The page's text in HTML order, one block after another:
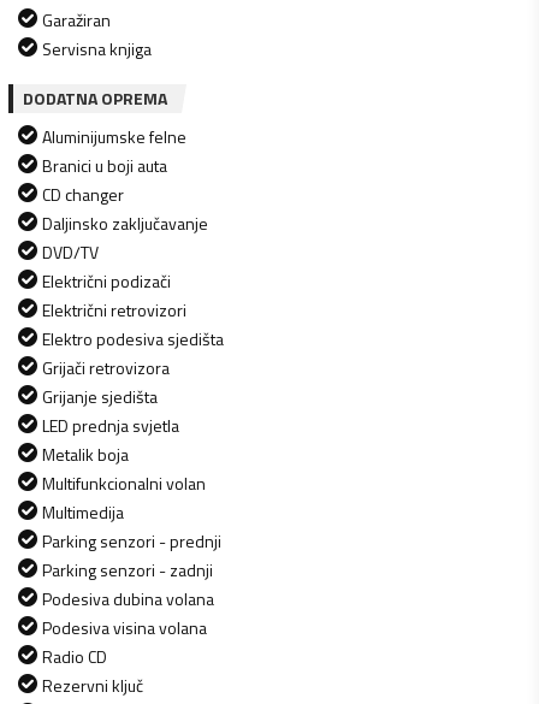
Garažiran
Servisna knjiga
DODATNA OPREMA
Aluminijumske felne
Branici u boji auta
CD changer
Daljinsko zaključavanje
DVD/TV
Električni podizači
Električni retrovizori
Elektro podesiva sjedišta
Grijači retrovizora
Grijanje sjedišta
LED prednja svjetla
Metalik boja
Multifunkcionalni volan
Multimedija
Parking senzori - prednji
Parking senzori - zadnji
Podesiva dubina volana
Podesiva visina volana
Radio CD
Rezervni ključ